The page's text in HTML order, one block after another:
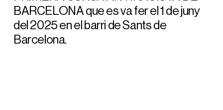
BARCELONA que es va fer el 1 de juny
del 2025 en el barri de Sants de
Barcelona.